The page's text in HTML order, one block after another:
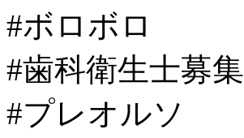
#ボロボロ
#歯科衛生士募集
#プレオルソ